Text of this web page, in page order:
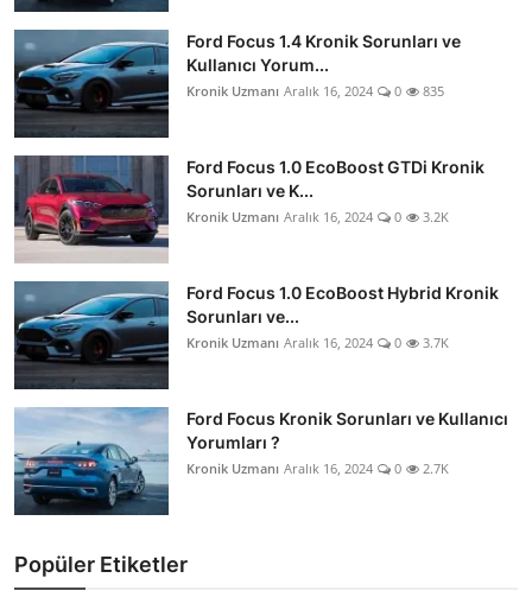
Ford Focus 1.4 Kronik Sorunları ve
Kullanıcı Yorum...
Kronik Uzmanı Aralık 16, 2024 0 835
Ford Focus 1.0 EcoBoost GTDi Kronik
Sorunları ve K...
Kronik Uzmanı Aralık 16, 2024 0 3.2K
Ford Focus 1.0 EcoBoost Hybrid Kronik
Sorunları ve...
Kronik Uzmanı Aralık 16, 2024 0 3.7K
Ford Focus Kronik Sorunları ve Kullanıcı
Yorumları ?
Kronik Uzmanı Aralık 16, 2024 0 2.7K
Popüler Etiketler